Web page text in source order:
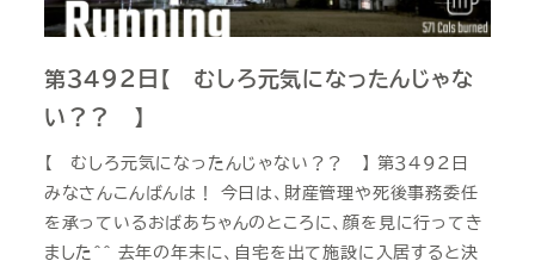
第３４９２日【 むしろ元気になったんじゃな
い？？ 】
【 むしろ元気になったんじゃない？？ 】 第３４９２日
みなさんこんばんは！ 今日は、財産管理や死後事務委任
を承っているおばあちゃんのところに、顔を見に行ってき
ました＾＾ 去年の年末に、自宅を出て施設に入居すると決